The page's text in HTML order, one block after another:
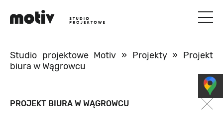
Studio projektowe Motiv » Projekty» Projekt
biura w Wągrowcu
PROJEKT BIURA W WĄGROWCU